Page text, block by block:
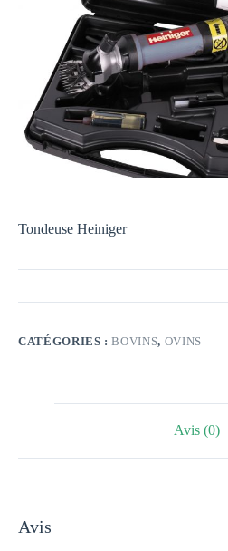
Tondeuse Heiniger
CATÉGORIES :BOVINS, OVINS
Avis (0)
Avis